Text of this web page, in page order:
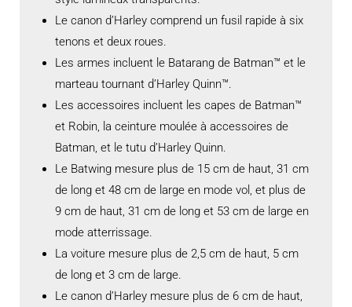
Le canon d’Harley comprend un fusil rapide à six
tenons et deux roues.
Les armes incluent le Batarang de Batman™ et le
marteau tournant d’Harley Quinn™.
Les accessoires incluent les capes de Batman™
et Robin, la ceinture moulée à accessoires de
Batman, et le tutu d’Harley Quinn.
Le Batwing mesure plus de 15 cm de haut, 31 cm
de long et 48 cm de large en mode vol, et plus de
9 cm de haut, 31 cm de long et 53 cm de large en
mode atterrissage.
La voiture mesure plus de 2,5 cm de haut, 5 cm
de long et 3 cm de large.
Le canon d’Harley mesure plus de 6 cm de haut,